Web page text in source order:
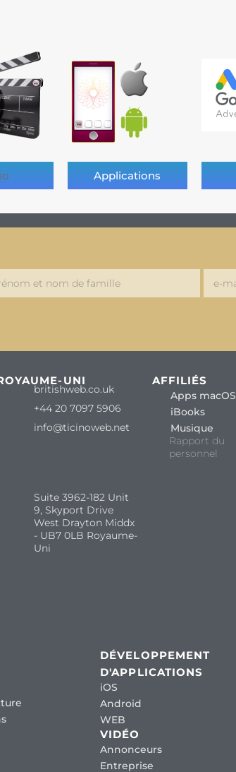
Applications
UNI
britishweb.co.uk
+44 20 7097 5906
info@ticinoweb.net
Suite 3962-182 Unit
9, Skyport Drive
West Drayton Middx
- UB7 0LB Royaume-
Uni
AFFILIÉS
Apps macOS
iBooks
Musique
Rapport du
personnel
DÉVELOPPEMENT
D'APPLICATIONS
iOS
Android
WEB
VIDÉO
Annonceurs
Entreprise